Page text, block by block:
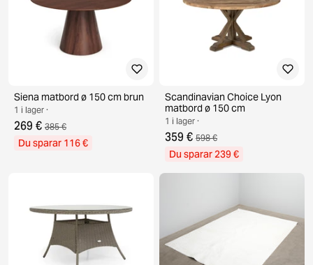
Siena matbord ø 150 cm brun
1 i lager ·
269 € 385 €
Du sparar 116 €
Scandinavian Choice Lyon
matbord ø 150 cm
1 i lager ·
359 € 598 €
Du sparar 239 €